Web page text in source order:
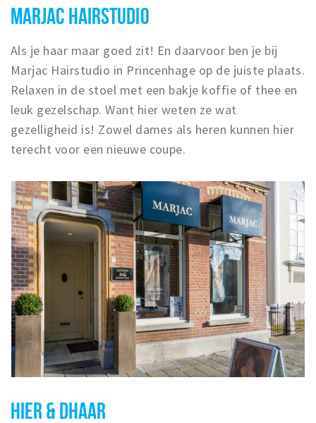
MARJAC HAIRSTUDIO
Als je haar maar goed zit! En daarvoor ben je bij
Marjac Hairstudio in Princenhage op de juiste plaats.
Relaxen in de stoel met een bakje koffie of thee en
leuk gezelschap. Want hier weten ze wat
gezelligheid is! Zowel dames als heren kunnen hier
terecht voor een nieuwe coupe.
HIER & DHAAR